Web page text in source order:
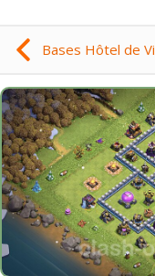
Bases Hôtel de